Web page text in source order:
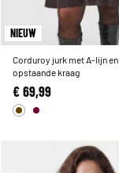
NIEUW
Corduroy jurk met A-lijn en
opstaande kraag
€ 69,99